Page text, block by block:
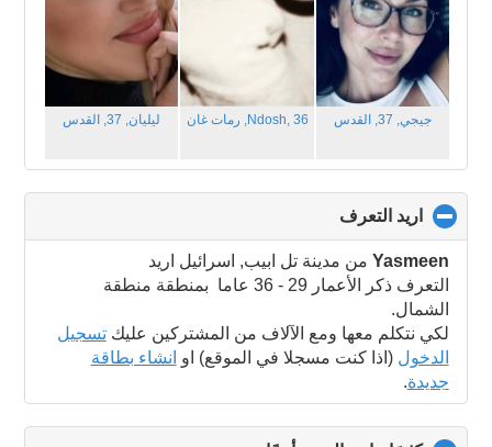
جيجي, 37, القدس Ndosh, 36, رمات غان ليليان, 37, القدس
اريد التعرف
to
collapse
contents
Yasmeen من مدينة تل ابيب, اسرائيل اريد
التعرف ذكر الأعمار 29 - 36 عاما بمنطقة منطقة
الشمال.
لكي نتكلم معها ومع الآلاف من المشتركين عليكتسجيل
الدخول (اذا كنت مسجلا في الموقع) او انشاء بطاقة
جديدة.